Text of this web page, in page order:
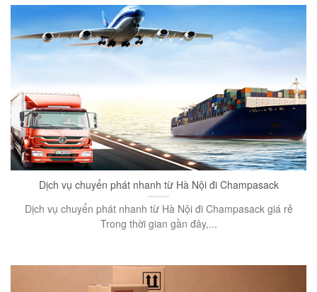
Dịch vụ chuyển phát nhanh từ Hà Nội đi Champasack
Dịch vụ chuyển phát nhanh từ Hà Nội đi Champasack giá rẻ
Trong thời gian gần đây,...